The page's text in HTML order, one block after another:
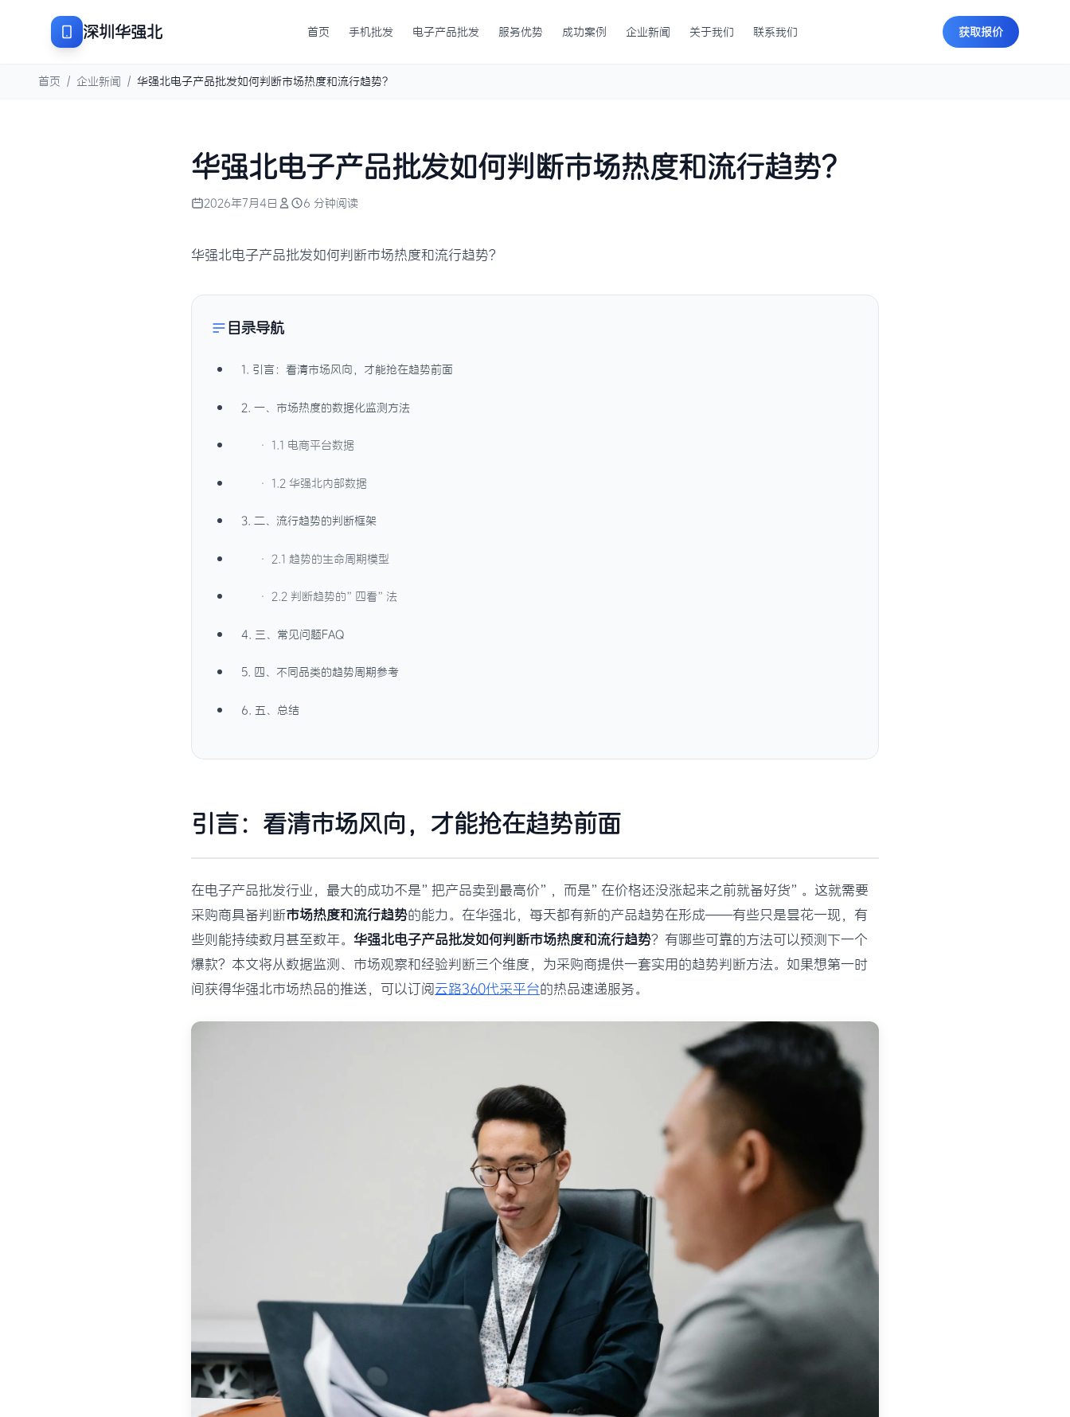
深圳华强北 首页 手机批发 电子产品批发 服务优势 成功案例 企业新闻 关于我们 联系我们 获取报价
首页 / 企业新闻 / 华强北电子产品批发如何判断市场热度和流行趋势？
华强北电子产品批发如何判断市场热度和流行趋势？
2026年7月4日 6 分钟阅读
华强北电子产品批发如何判断市场热度和流行趋势？
目录导航
1. 引言：看清市场风向，才能抢在趋势前面
2. 一、市场热度的数据化监测方法
· 1.1 电商平台数据
· 1.2 华强北内部数据
3. 二、流行趋势的判断框架
· 2.1 趋势的生命周期模型
· 2.2 判断趋势的”四看”法
4. 三、常见问题FAQ
5. 四、不同品类的趋势周期参考
6. 五、总结
引言：看清市场风向，才能抢在趋势前面
在电子产品批发行业，最大的成功不是”把产品卖到最高价”，而是”在价格还没涨起来之前就备好货”。这就需要
采购商具备判断市场热度和流行趋势的能力。在华强北，每天都有新的产品趋势在形成——有些只是昙花一现，有
些则能持续数月甚至数年。 华强北电子产品批发如何判断市场热度和流行趋势？有哪些可靠的方法可以预测下一个
爆款？本文将从数据监测、市场观察和经验判断三个维度，为采购商提供一套实用的趋势判断方法。如果想第一时
间获得华强北市场热品的推送，可以订阅云路360代采平台的热品速递服务。